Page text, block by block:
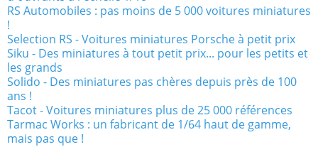
RS Automobiles : pas moins de 5 000 voitures miniatures
!
Selection RS - Voitures miniatures Porsche à petit prix
Siku - Des miniatures à tout petit prix... pour les petits et
les grands
Solido - Des miniatures pas chères depuis près de 100
ans !
Tacot - Voitures miniatures plus de 25 000 références
Tarmac Works : un fabricant de 1/64 haut de gamme,
mais pas que !